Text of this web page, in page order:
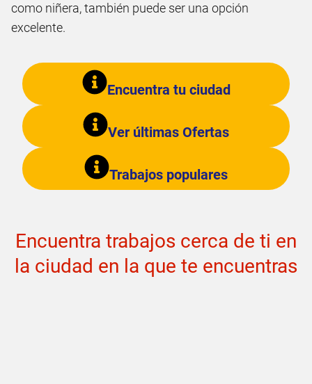
como niñera, también puede ser una opción
excelente.
Encuentra tu ciudad
Ver últimas Ofertas
Trabajos populares
Encuentra trabajos cerca de ti en
la ciudad en la que te encuentras